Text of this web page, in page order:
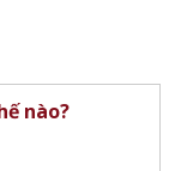
nào?